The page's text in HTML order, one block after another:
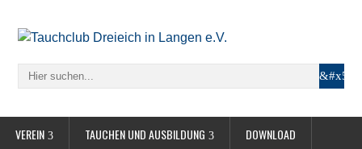
VEREIN TAUCHEN UND AUSBILDUNG DOWNLOAD